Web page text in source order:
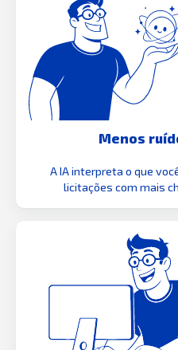
Menos
A IA interpreta o que
licitações com mais